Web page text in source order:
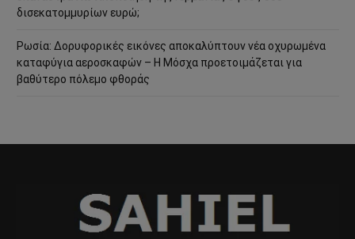
δισεκατομμυρίων ευρώ;
Ρωσία: Δορυφορικές εικόνες αποκαλύπτουν νέα οχυρωμένα
καταφύγια αεροσκαφών – Η Μόσχα προετοιμάζεται για
βαθύτερο πόλεμο φθοράς